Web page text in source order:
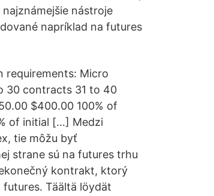
nástroje
napríklad na futures
requirements: Micro
30 contracts 31 to 40
$400.00 100% of
of initial […] Medzi
tie môžu byť
strane sú na futures trhu
kontrakt, ktorý
Täältä löydät